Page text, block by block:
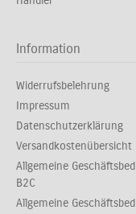
Information
Widerrufsbelehrung
Impressum
Datenschutzerklärung
Versandkostenübersicht
Allgemeine
B2C
Allgemeine